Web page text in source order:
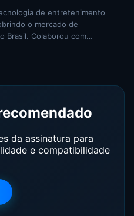
de entretenimento
o mercado de
Brasil. Colaborou com
Pesquisadora
de mídia digital.
da assinatura para
e compatibilidade